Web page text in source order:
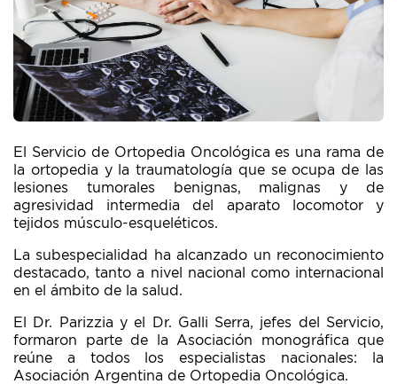
El Servicio de Ortopedia Oncológica es una rama de
la ortopedia y la traumatología que se ocupa de las
lesiones tumorales benignas, malignas y de
agresividad intermedia del aparato locomotor y
tejidos músculo-esqueléticos.
La subespecialidad ha alcanzado un reconocimiento
destacado, tanto a nivel nacional como internacional
en el ámbito de la salud.
El Dr. Parizzia y el Dr. Galli Serra, jefes del Servicio,
formaron parte de la Asociación monográfica que
reúne a todos los especialistas nacionales: la
Asociación Argentina de Ortopedia Oncológica.